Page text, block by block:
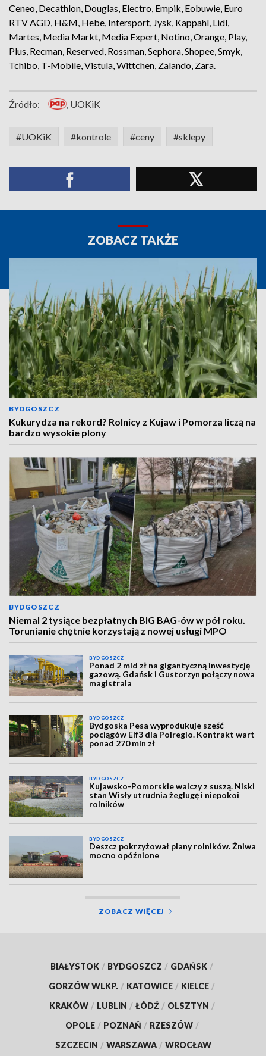
Ceneo, Decathlon, Douglas, Electro, Empik, Eobuwie, Euro
RTV AGD, H&M, Hebe, Intersport, Jysk, Kappahl, Lidl,
Martes, Media Markt, Media Expert, Notino, Orange, Play,
Plus, Recman, Reserved, Rossman, Sephora, Shopee, Smyk,
Tchibo, T-Mobile, Vistula, Wittchen, Zalando, Zara.
Źródło: , UOKiK
#UOKiK #kontrole #ceny #sklepy
ZOBACZ TAKŻE
BYDGOSZCZ
Kukurydza na rekord? Rolnicy z Kujaw i Pomorza liczą na
bardzo wysokie plony
BYDGOSZCZ
Niemal 2 tysiące bezpłatnych BIG BAG-ów w pół roku.
Torunianie chętnie korzystają z nowej usługi MPO
BYDGOSZCZ
Ponad 2 mld zł na gigantyczną inwestycję
gazową. Gdańsk i Gustorzyn połączy nowa
magistrala
BYDGOSZCZ
Bydgoska Pesa wyprodukuje sześć
pociągów Elf3 dla Polregio. Kontrakt wart
ponad 270 mln zł
BYDGOSZCZ
Kujawsko-Pomorskie walczy z suszą. Niski
stan Wisły utrudnia żeglugę i niepokoi
rolników
BYDGOSZCZ
Deszcz pokrzyżował plany rolników. Żniwa
mocno opóźnione
ZOBACZ WIĘCEJ
BIAŁYSTOK / BYDGOSZCZ / GDAŃSK /
GORZÓW WLKP. / KATOWICE / KIELCE /
KRAKÓW / LUBLIN / ŁÓDŹ / OLSZTYN /
OPOLE / POZNAŃ / RZESZÓW /
SZCZECIN / WARSZAWA / WROCŁAW